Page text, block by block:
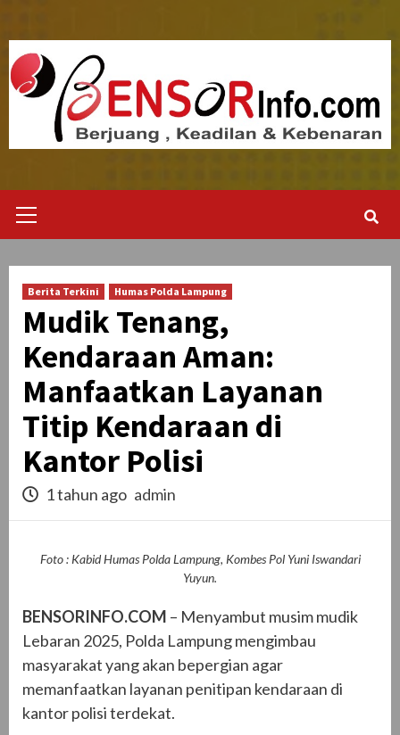
content
Menu
Berita Terkini Humas Polda Lampung
Mudik Tenang,
Kendaraan Aman:
Manfaatkan Layanan
Titip Kendaraan di
Kantor Polisi
1 tahun ago admin
Foto : Kabid Humas Polda Lampung, Kombes Pol Yuni Iswandari
Yuyun.
BENSORINFO.COM – Menyambut musim mudik
Lebaran 2025, Polda Lampung mengimbau
masyarakat yang akan bepergian agar
memanfaatkan layanan penitipan kendaraan di
kantor polisi terdekat.